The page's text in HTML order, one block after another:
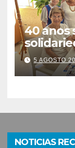
40 anos
este
Festival
5 AGOSTO
NOTICIAS